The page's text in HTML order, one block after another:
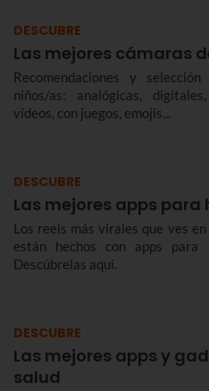
DESCUBRE
Las mejores cámaras
Recomendaciones y
niños/as: analógicas,
vídeos, con juegos, emojis...
DESCUBRE
Las mejores apps
Los reels más virales que ves
están hechos con apps
Descúbrelas aquí.
DESCUBRE
Las mejores apps y
salud